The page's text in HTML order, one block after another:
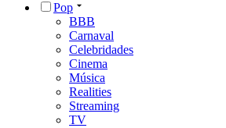
Pop
BBB
Carnaval
Celebridades
Cinema
Música
Realities
Streaming
TV